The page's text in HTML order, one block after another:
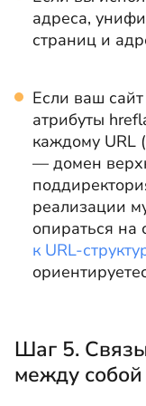
адреса,
страниц и
Если ваш
атрибуты
каждому URL
— домен
реализации
опираться
к URL-
Шаг 5.
между собой